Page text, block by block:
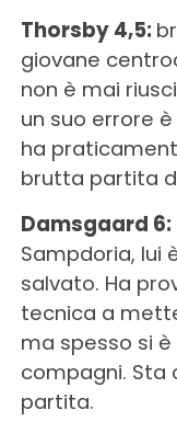
Thorsby 4,5:
giovane
non è mai
un suo errore
ha
brutta partita
Damsgaard 6:
Sampdoria, lui
salvato. Ha
tecnica a
ma spesso si è
compagni. Sta
partita.